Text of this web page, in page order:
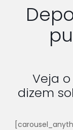
Veja
dizem